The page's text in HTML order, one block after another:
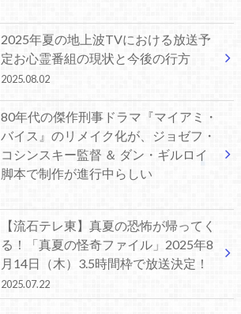
2025年夏の地上波TVにおける放送予
定お心霊番組の現状と今後の行方
2025.08.02
80年代の傑作刑事ドラマ『マイアミ・
バイス』のリメイク化が、ジョゼフ・
コシンスキー監督 ＆ ダン・ギルロイ
脚本で制作が進行中らしい
【流石テレ東】真夏の恐怖が帰ってく
る！「真夏の怪奇ファイル」2025年8
月14日（木）3.5時間枠で放送決定！
2025.07.22